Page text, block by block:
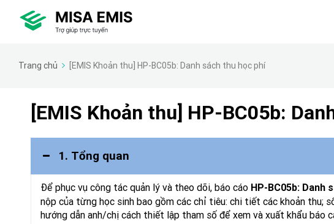
Trang chủ [EMIS Khoản thu] HP-BC05b: Danh sách thu học phí
[EMIS Khoản thu] HP-BC05b:
1. Tổng quan
Để phục vụ công tác quản lý và theo dõi, báo cáo HP-BC05b: Danh
nộp của từng học sinh bao gồm các chỉ tiêu: chi tiết các khoản thu;
hướng dẫn anh/chị cách thiết lập tham số để xem và xuất khẩu báo